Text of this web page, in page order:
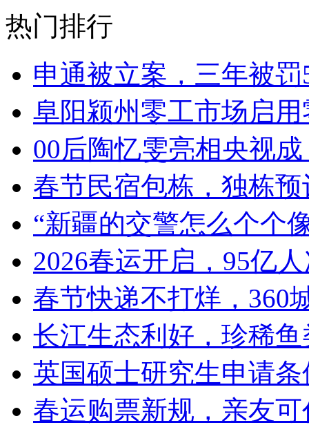
热门排行
申通被立案，三年被罚
阜阳颍州零工市场启
00后陶忆雯亮相央视
春节民宿包栋，独栋
“新疆的交警怎么个个
2026春运开启，95亿
春节快递不打烊，360
长江生态利好，珍稀
英国硕士研究生申请
春运购票新规，亲友